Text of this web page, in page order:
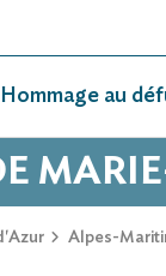
Hommage au
Alpes-